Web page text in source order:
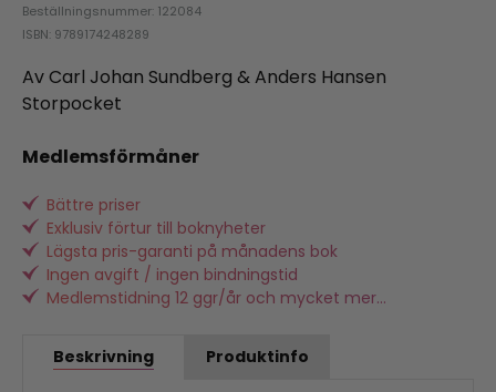
Beställningsnummer: 122084
ISBN: 9789174248289
Av Carl Johan Sundberg & Anders Hansen
Storpocket
Medlemsförmåner
Bättre priser
Exklusiv förtur till boknyheter
Lägsta pris-garanti på månadens bok
Ingen avgift / ingen bindningstid
Medlemstidning 12 ggr/år och mycket mer...
Beskrivning Produktinfo